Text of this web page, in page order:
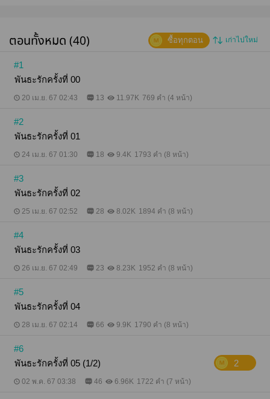
ตอนทั้งหมด (40) เก่าไปใหม่
ซื้อทุกตอน
#1
พันธะรักครั้งที่ 00
20 เม.ย. 67 02:43 13 11.97K 769 คำ (4 หน้า)
#2
พันธะรักครั้งที่ 01
24 เม.ย. 67 01:30 18 9.4K 1793 คำ (8 หน้า)
#3
พันธะรักครั้งที่ 02
25 เม.ย. 67 02:52 28 8.02K 1894 คำ (8 หน้า)
#4
พันธะรักครั้งที่ 03
26 เม.ย. 67 02:49 23 8.23K 1952 คำ (8 หน้า)
#5
พันธะรักครั้งที่ 04
28 เม.ย. 67 02:14 66 9.9K 1790 คำ (8 หน้า)
#6
พันธะรักครั้งที่ 05 (1/2)
2
02 พ.ค. 67 03:38 46 6.96K 1722 คำ (7 หน้า)